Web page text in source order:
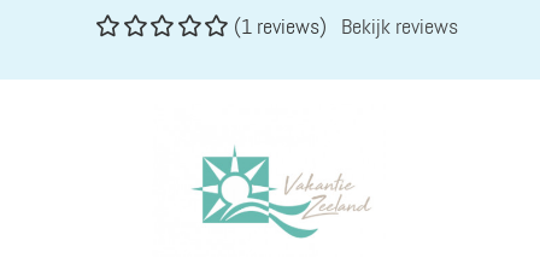
(1 reviews) Bekijk reviews